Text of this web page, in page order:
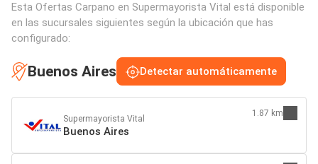
Esta Ofertas Carpano en Supermayorista Vital está disponible
en las sucursales siguientes según la ubicación que has
configurado:
Buenos Aires Detectar automáticamente
Supermayorista Vital
Buenos Aires
1.87 km